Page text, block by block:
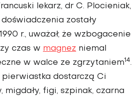
lekarz, dr C. Plocieniak,
zostały
r., uważał, że wzboga­cenie
czas w magnez niemal
w walce ze zgrzyta­niem14.
dostarczą Ci
migdały, figi, szpinak, czarna